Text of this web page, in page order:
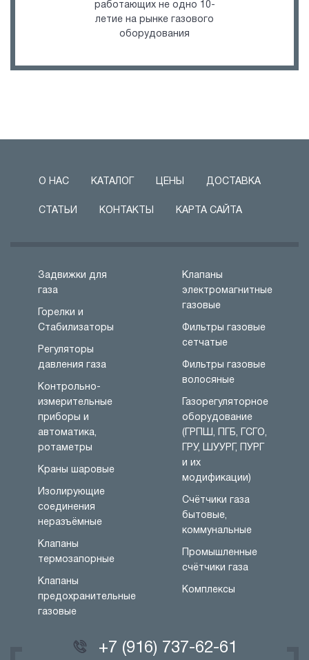
работающих не одно 10-
летие на рынке газового
оборудования
О НАС КАТАЛОГ ЦЕНЫ ДОСТАВКА
СТАТЬИ КОНТАКТЫ КАРТА САЙТА
Задвижки для
газа
Горелки и
Стабилизаторы
Регуляторы
давления газа
Контрольно-
измерительные
приборы и
автоматика,
ротаметры
Краны шаровые
Изолирующие
соединения
неразъёмные
Клапаны
термозапорные
Клапаны
предохранительные
газовые
Клапаны
электромагнитные
газовые
Фильтры газовые
сетчатые
Фильтры газовые
волосяные
Газорегуляторное
оборудование
(ГРПШ, ПГБ, ГСГО,
ГРУ, ШУУРГ, ПУРГ
и их
модификации)
Счётчики газа
бытовые,
коммунальные
Промышленные
счётчики газа
Комплексы
+7 (916) 737-62-61